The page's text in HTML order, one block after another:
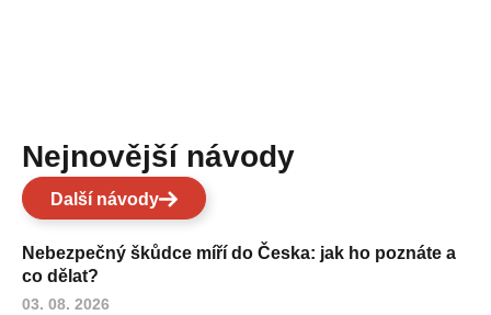
Nejnovější návody
Další návody
Nebezpečný škůdce míří do Česka: jak ho poznáte a
co dělat?
03. 08. 2026